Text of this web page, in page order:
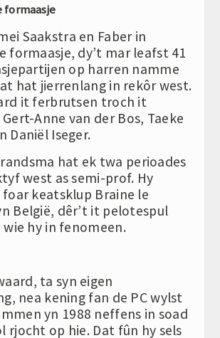
formaasje
Saakstra en Faber in
formaasje, dy’t mar leafst 41
op harren namme
hat jierrenlang in rekôr west.
it ferbrutsen troch it
Anne van der Bos, Taeke
Daniël Iseger.
hat ek twa perioades
west as semi-prof. Hy
keatsklup Braine le
België, dêr’t it pelotespul
hy in fenomeen.
ta syn eigen
nea kening fan de PC wylst
yn 1988 neffens in soad
rjocht op hie. Dat fûn hy sels